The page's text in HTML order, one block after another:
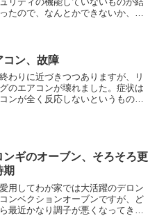
たので、なんとかできないか、調
ただ、中には番号が...
コン、故障
わりに近づきつつありますが、リ
のエアコンが壊れました。症状は
ンが全く反応しないというもの
ンギのオーブン、そろそろ更
期
用してわが家では大活躍のデロン
ンベクションオーブンですが、ど
最近かなり調子が悪くなってきま